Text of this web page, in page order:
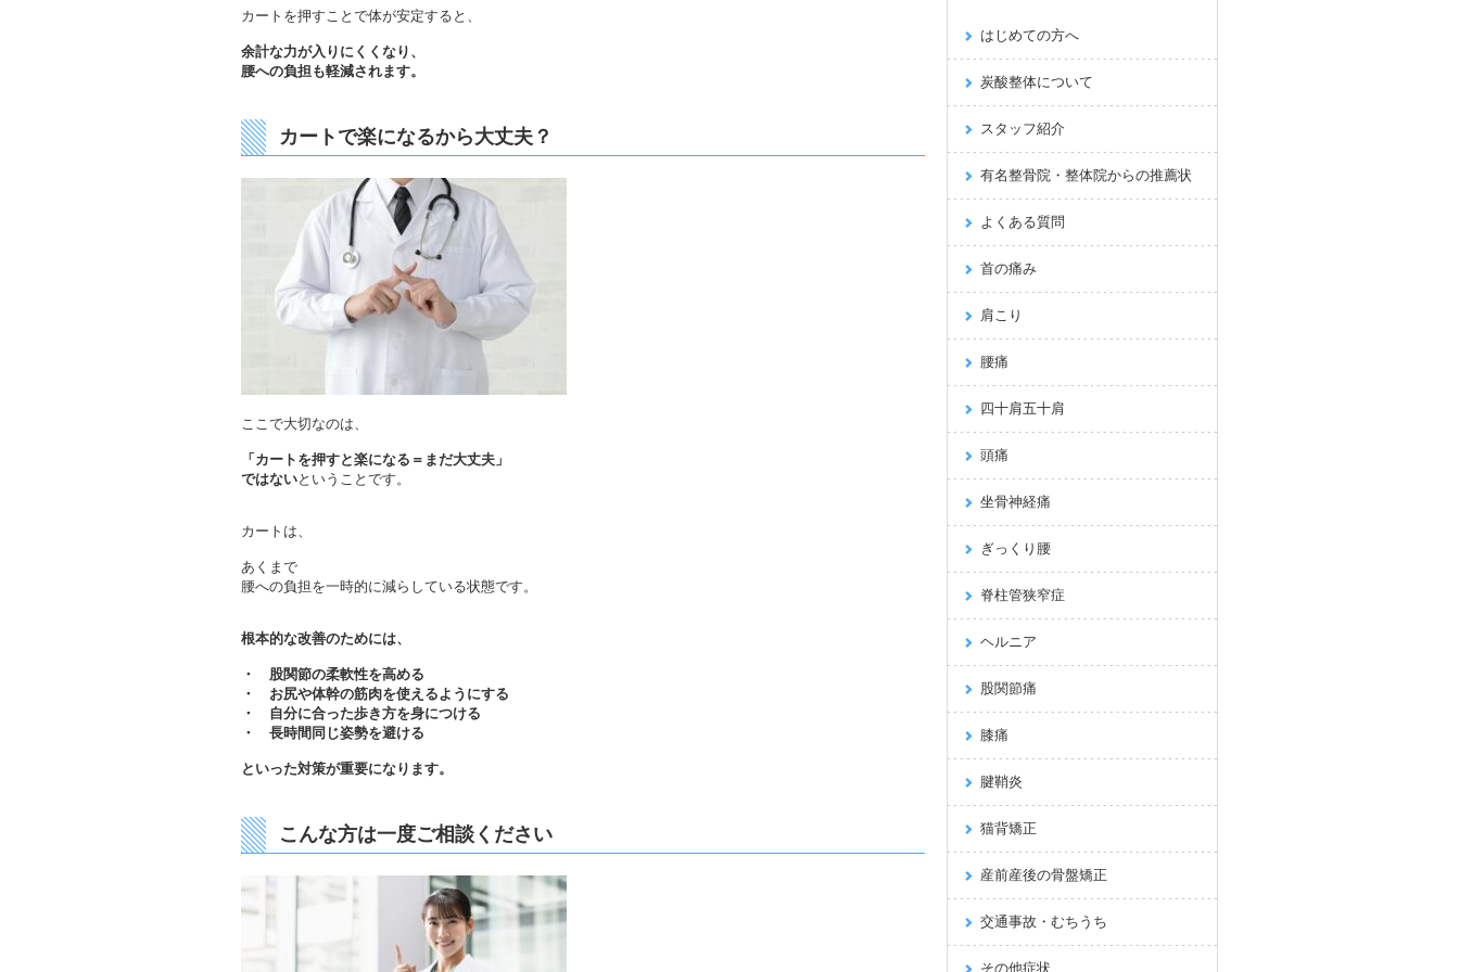
カートを押すことで体が安定すると、
余計な力が入りにくくなり、
腰への負担も軽減されます。
カートで楽になるから大丈夫？
ここで大切なのは、
「カートを押すと楽になる＝まだ大丈夫」
ではないということです。
カートは、
あくまで
腰への負担を一時的に減らしている状態です。
根本的な改善のためには、
・ 股関節の柔軟性を高める
・ お尻や体幹の筋肉を使えるようにする
・ 自分に合った歩き方を身につける
・ 長時間同じ姿勢を避ける
といった対策が重要になります。
こんな方は一度ご相談ください
はじめての方へ
炭酸整体について
スタッフ紹介
有名整骨院・整体院からの推薦状
よくある質問
首の痛み
肩こり
腰痛
四十肩五十肩
頭痛
坐骨神経痛
ぎっくり腰
脊柱管狭窄症
ヘルニア
股関節痛
膝痛
腱鞘炎
猫背矯正
産前産後の骨盤矯正
交通事故・むちうち
その他症状